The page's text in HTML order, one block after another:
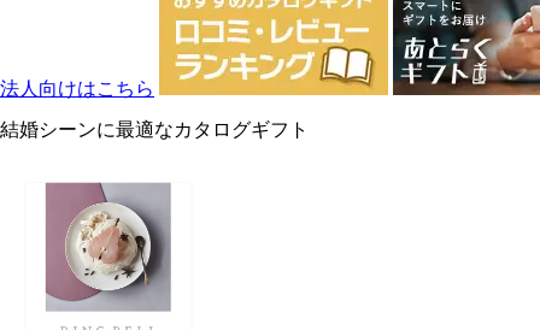
法人向けはこちら
結婚シーンに最適なカタログギフト